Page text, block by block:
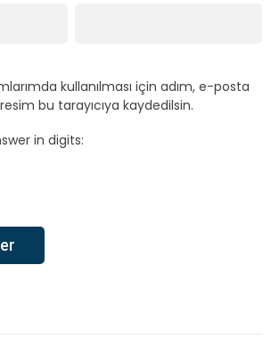
kullanılması için adım, e-posta
bu tarayıcıya kaydedilsin.
in digits: